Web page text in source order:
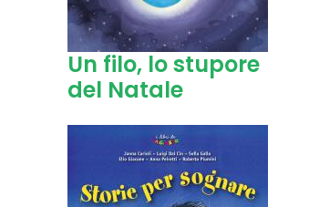
Un filo, lo stupore
del Natale